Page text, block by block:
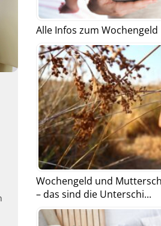
Alle Infos zum Wochengeld
Wochengeld und
– das sind die Unterschi...